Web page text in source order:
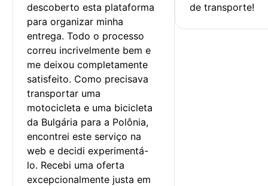
descoberto esta plataforma
para organizar minha
entrega. Todo o processo
correu incrivelmente bem e
me deixou completamente
satisfeito. Como precisava
transportar uma
motocicleta e uma bicicleta
da Bulgária para a Polônia,
encontrei este serviço na
web e decidi experimentá-
lo. Recebi uma oferta
excepcionalmente justa em
de transporte!